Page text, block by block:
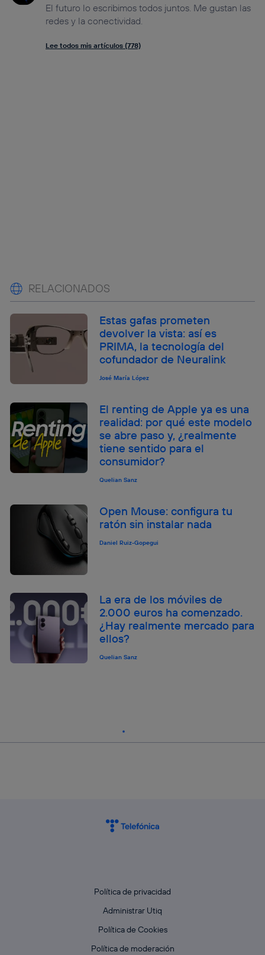
El futuro lo escribimos todos juntos. Me gustan las
redes y la conectividad.
Lee todos mis artículos (778)
RELACIONADOS
Estas gafas prometen
devolver la vista: así es
PRIMA, la tecnología del
cofundador de Neuralink
José María López
El renting de Apple ya es una
realidad: por qué este modelo
se abre paso y, ¿realmente
tiene sentido para el
consumidor?
Quelian Sanz
Open Mouse: configura tu
ratón sin instalar nada
Daniel Ruiz-Gopegui
La era de los móviles de
2.000 euros ha comenzado.
¿Hay realmente mercado para
ellos?
Quelian Sanz
Política de privacidad
Administrar Utiq
Política de Cookies
Política de moderación